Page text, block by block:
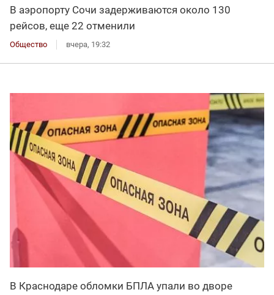
В аэропорту Сочи задерживаются около 130
рейсов, еще 22 отменили
Общество вчера, 19:32
В Краснодаре обломки БПЛА упали во дворе